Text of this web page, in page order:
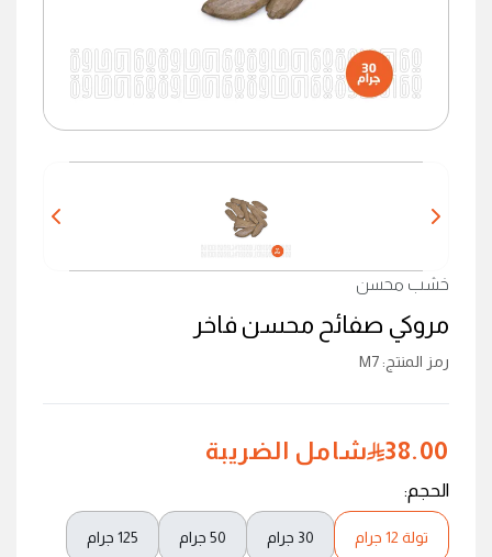
خشب محسن
مروكي صفائح محسن فاخر
رمز المنتج:
M7
38.00 شامل الضريبة
الحجم:
تولة 12 جرام 30 جرام 50 جرام 125 جرام